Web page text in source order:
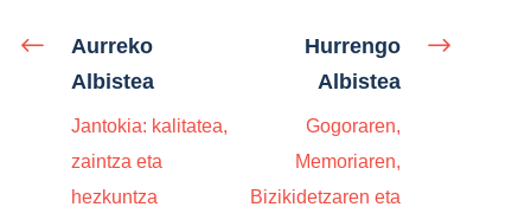
Aurreko
Albistea
Jantokia: kalitatea,
zaintza eta
hezkuntza
Hurrengo
Albistea
Gogoraren,
Memoriaren,
Bizikidetzaren eta